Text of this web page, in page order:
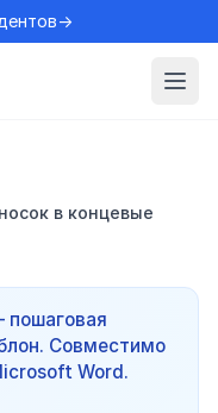
в концевые
Совместимо
Word.